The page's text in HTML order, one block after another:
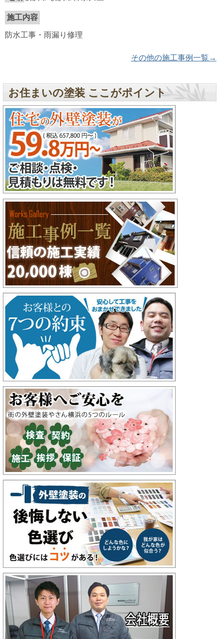
施工内容
防水工事・雨漏り修理
その他の施工事例一覧→
お住まいの塗装 ここがポイント